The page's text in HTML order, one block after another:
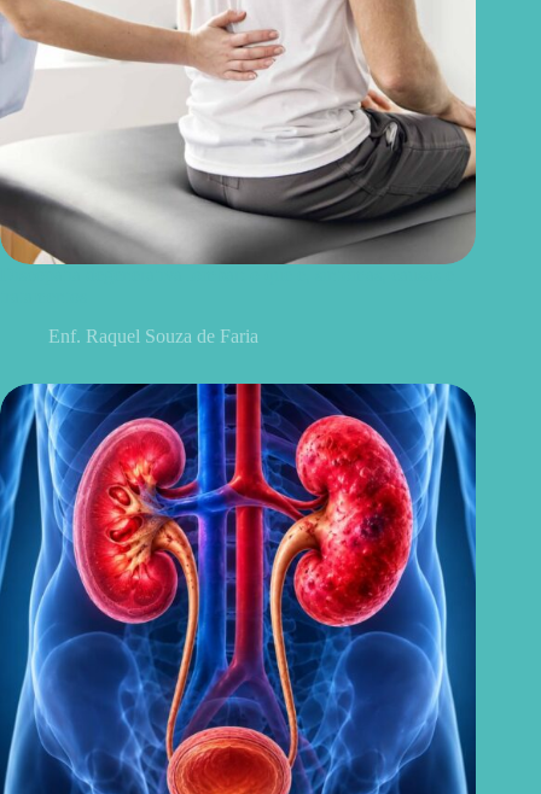
Enf. Raquel Souza de Faria